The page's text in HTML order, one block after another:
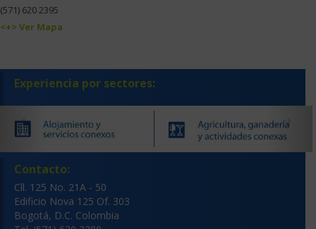
(571) 620 2395
<+> Ver Mapa
Experiencia por sectores:
‹ ›
Contacto:
Cll. 125 No. 21A - 50
Edificio Nova 125 Of. 303
Bogotá, D.C. Colombia